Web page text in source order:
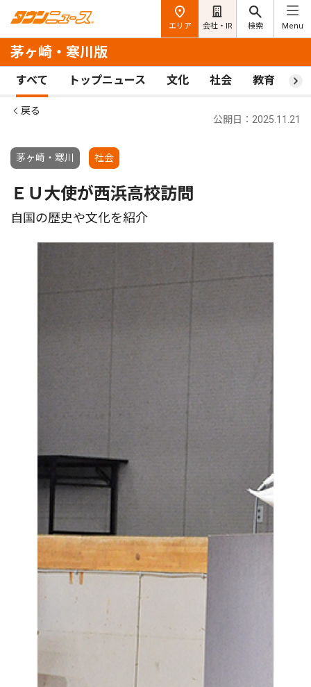
エリア 会社・IR 検索 Menu
茅ヶ崎・寒川版
すべて トップニュース 文化 社会 教育 ス
戻る
茅ヶ崎・寒川 社会
公開日：2025.11.21
ＥＵ大使が西浜高校訪問
自国の歴史や文化を紹介